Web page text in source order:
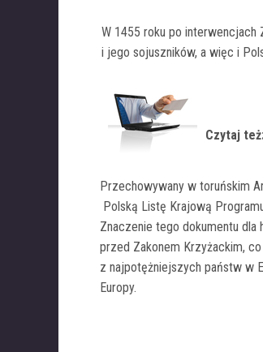
W 1455 roku po interwencjach
i jego sojuszników, a więc i
Czytaj
Przechowywany w toruńskim
Polską Listę Krajową
Znaczenie tego dokumentu
przed Zakonem Krzyżackim,
z najpotężniejszych państw w
Europy.